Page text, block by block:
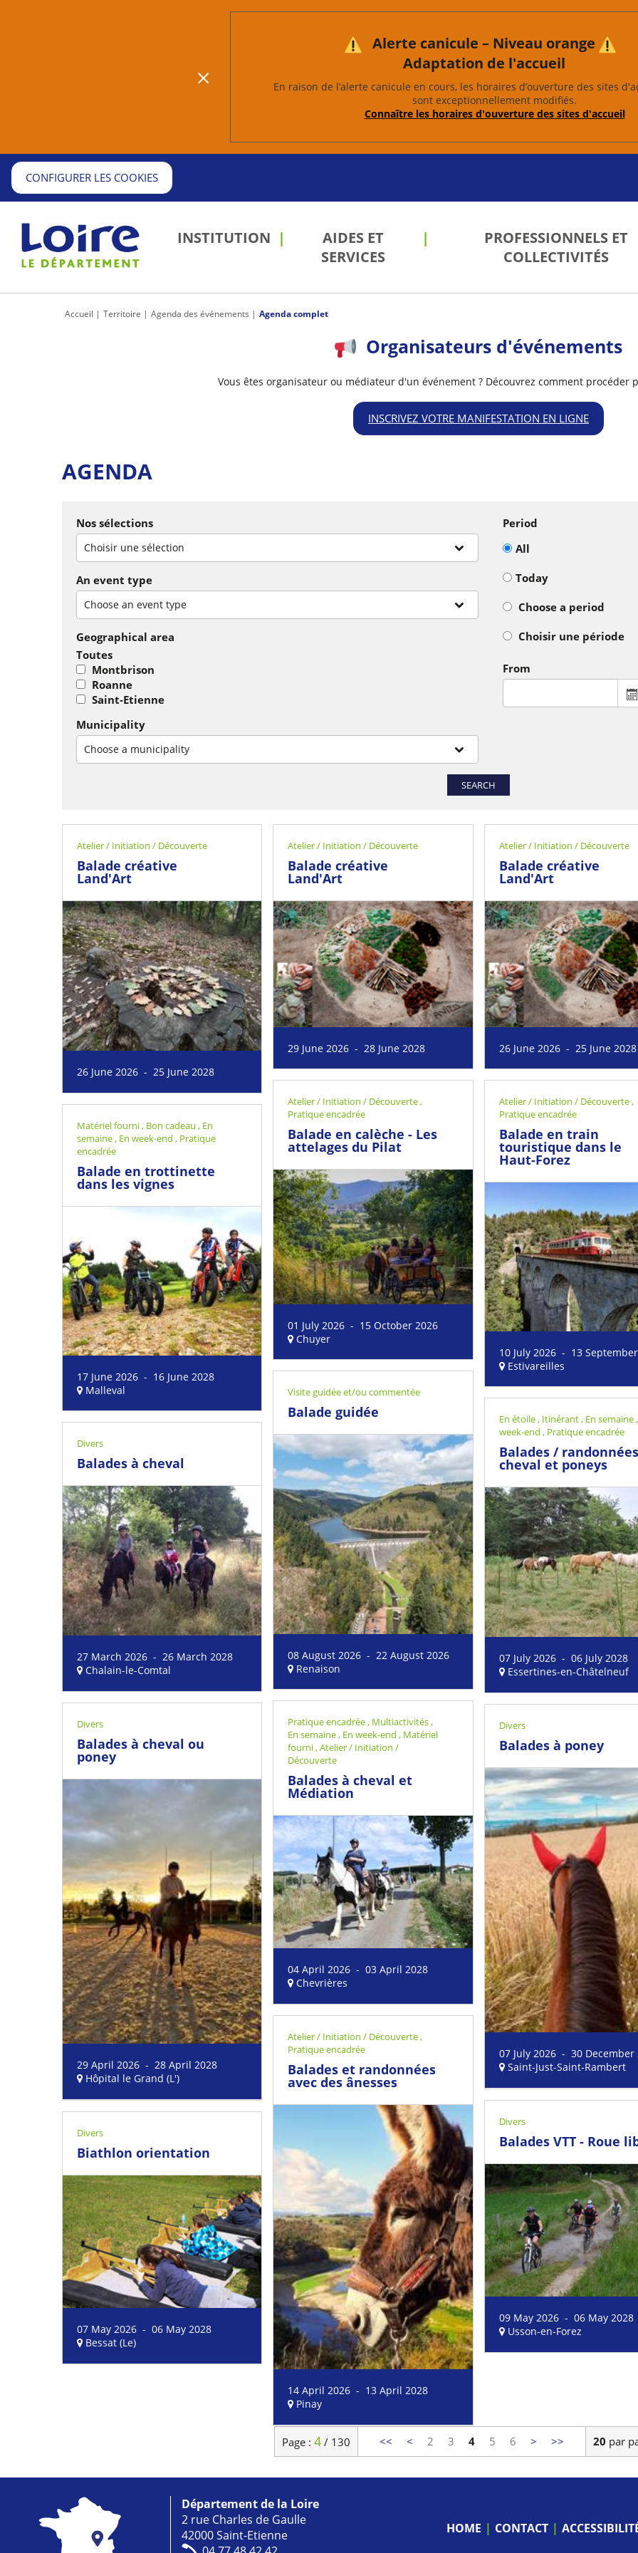
Alerte canicule – Niveau orange
Adaptation de l'accueil
En raison de l’alerte canicule en cours, les horaires d’ouverture des sites
sont exceptionnellement modifiés.
Connaître les horaires d'ouverture des sites d'accueil
CONFIGURER LES COOKIES
INSTITUTION
AIDES ET
SERVICES
PROFESSIONNELS ET
COLLECTIVITÉS
Accueil Territoire Agenda des événements Agenda complet
Organisateurs d'événements
Vous êtes organisateur ou médiateur d'un événement ? Découvrez comment procéder
INSCRIVEZ VOTRE MANIFESTATION EN LIGNE
AGENDA
Nos sélections
Choisir une sélection
An event type
Choose an event type
Geographical area
Toutes
Montbrison
Roanne
Saint-Etienne
Municipality
Choose a municipality
Period
All
Today
Choose a period
Choisir une période
From
SEARCH
Atelier / Initiation / Découverte
Balade créative
Land'Art
26 June 2026 - 25 June 2028
Atelier / Initiation / Découverte
Balade créative
Land'Art
29 June 2026 - 28 June 2028
Atelier / Initiation / Découverte
Balade créative
Land'Art
26 June 2026 - 25 June 2028
Atelier / Initiation / Découverte,
Pratique encadrée
Balade en calèche - Les
attelages du Pilat
01 July 2026 - 15 October 2026
Chuyer
Atelier / Initiation / Découverte,
Pratique encadrée
Balade en train
touristique dans le
Haut-Forez
10 July 2026 - 13
Estivareilles
Matériel fourni, Bon cadeau , En
semaine, En week-end , Pratique
encadrée
Balade en trottinette
dans les vignes
17 June 2026 - 16 June 2028
Malleval
Visite guidée et/ou commentée
Balade guidée
08 August 2026 - 22 August 2026
Renaison
En étoile, Itinérant, En semaine,
week-end , Pratique encadrée
Balades /
cheval et poneys
07 July 2026 - 06 July 2028
Essertines-en-Châtelneuf
Divers
Balades à cheval
27 March 2026 - 26 March 2028
Chalain-le-Comtal
Pratique encadrée, Multiactivités,
En semaine, En week-end , Matériel
fourni,Atelier / Initiation /
Découverte
Balades à cheval et
Médiation
04 April 2026 - 03 April 2028
Chevrières
Divers
Balades à cheval ou
poney
29 April 2026 - 28 April 2028
Hôpital le Grand (L')
Divers
Balades à poney
07 July 2026 - 30 December
Saint-Just-Saint-Rambert
Atelier / Initiation / Découverte,
Pratique encadrée
Balades et randonnées
avec des ânesses
14 April 2026 - 13 April 2028
Pinay
Divers
Balades VTT - Roue
09 May 2026 - 06 May 2028
Usson-en-Forez
Divers
Biathlon orientation
07 May 2026 - 06 May 2028
Bessat (Le)
Page : 4/ 130 << < 2 3 4 5 6 > >> 20 par
Département de la Loire
2 rue Charles de Gaulle
42000 Saint-Etienne
HOME CONTACT